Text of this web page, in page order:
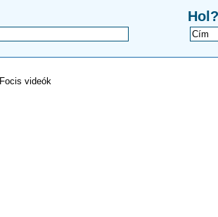
Hol?
Focis videók